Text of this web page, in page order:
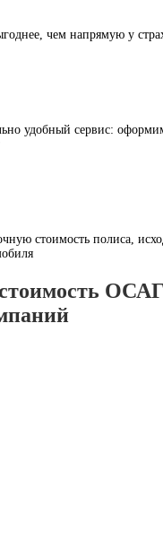
чем напрямую у
удобный сервис:
стоимость полиса,